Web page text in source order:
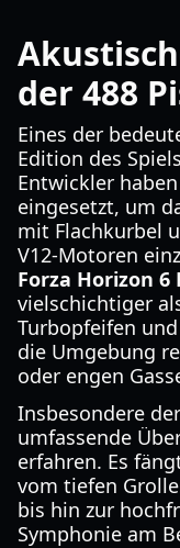
der 488
Eines der
Edition des
Entwickler
eingesetzt, um
mit Flachkurbel
V12-Motoren
Forza Horizon 6
vielschichtiger
Turbopfeifen
die Umgebung
oder engen
Insbesondere
umfassende
erfahren. Es
vom tiefen
bis hin zur
Symphonie am